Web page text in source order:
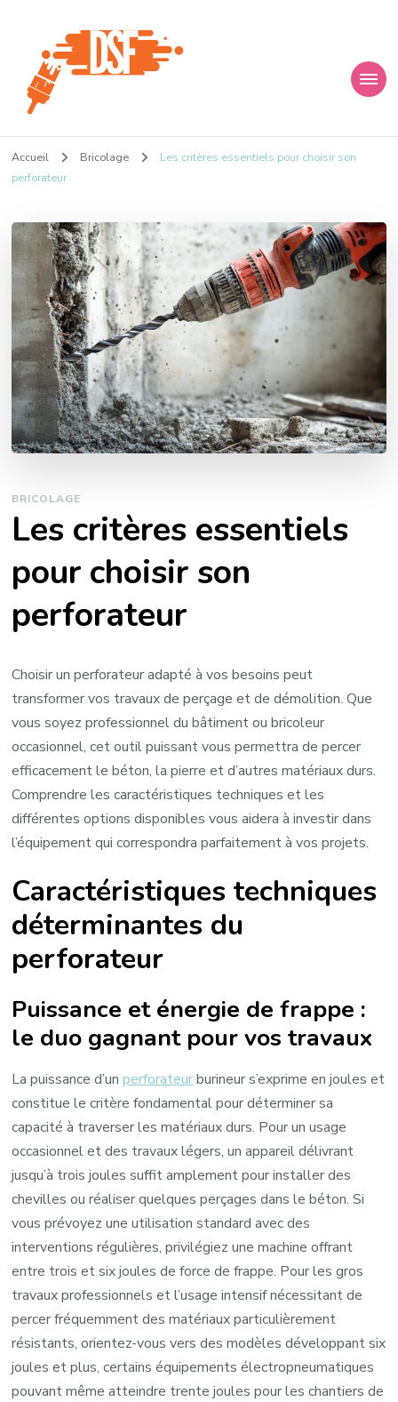
D s f
Accueil Bricolage
Les critères essentiels pour choisir son
perforateur
BRICOLAGE
Les critères essentiels
pour choisir son
perforateur
Choisir un perforateur adapté à vos besoins peut
transformer vos travaux de perçage et de démolition. Que
vous soyez professionnel du bâtiment ou bricoleur
occasionnel, cet outil puissant vous permettra de percer
efficacement le béton, la pierre et d’autres matériaux durs.
Comprendre les caractéristiques techniques et les
différentes options disponibles vous aidera à investir dans
l’équipement qui correspondra parfaitement à vos projets.
Caractéristiques techniques
déterminantes du
perforateur
Puissance et énergie de frappe :
le duo gagnant pour vos travaux
La puissance d’unperforateurburineur s’exprime en joules et
constitue le critère fondamental pour déterminer sa
capacité à traverser les matériaux durs. Pour un usage
occasionnel et des travaux légers, un appareil délivrant
jusqu’à trois joules suffit amplement pour installer des
chevilles ou réaliser quelques perçages dans le béton. Si
vous prévoyez une utilisation standard avec des
interventions régulières, privilégiez une machine offrant
entre trois et six joules de force de frappe. Pour les gros
travaux professionnels et l’usage intensif nécessitant de
percer fréquemment des matériaux particulièrement
résistants, orientez-vous vers des modèles développant six
joules et plus, certains équipements électropneumatiques
pouvant même atteindre trente joules pour les chantiers de